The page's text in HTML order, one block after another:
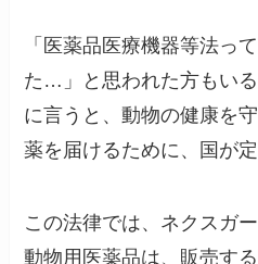
「医薬品医療機器等法っ
た…」と思われた方もい
に言うと、動物の健康を
薬を届けるために、国が
この法律では、ネクスガ
動物用医薬品は、販売す